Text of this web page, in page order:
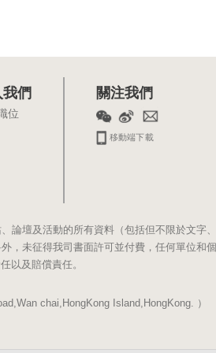
們
位
關注我們
移動端下載
論壇及活動的所有資料（包括但不限於文字
，未征得我司書面許可並付費，任何單位和
以及賠償責任。
chai,HongKong Island,HongKong. ）